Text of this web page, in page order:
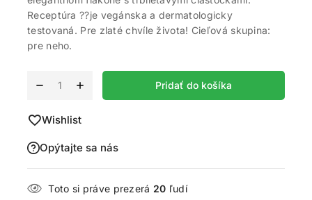
Receptúra ??je vegánska a dermatologicky
testovaná. Pre zlaté chvíle života! Cieľová skupina:
pre neho.
Pridať do košíka
Wishlist
Opýtajte sa nás
Toto si práve prezerá 20 ľudí